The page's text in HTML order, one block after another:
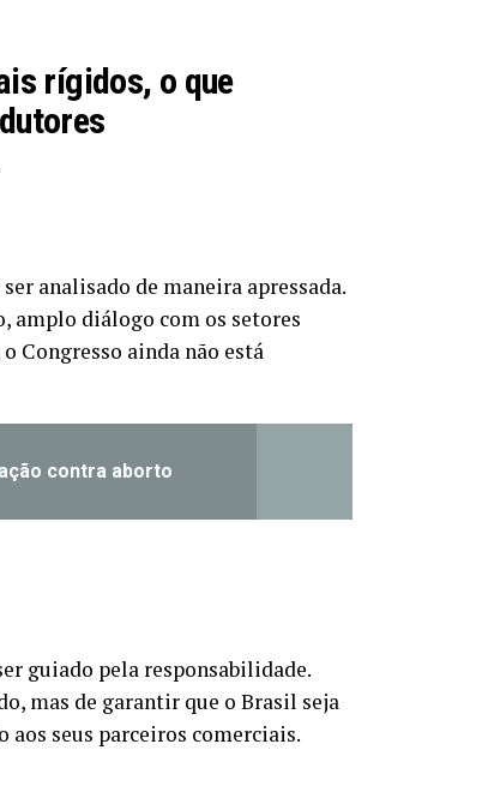
rígidos, o que
analisado de maneira apressada.
amplo diálogo com os setores
Congresso ainda não está
contra aborto
guiado pela responsabilidade.
mas de garantir que o Brasil seja
seus parceiros comerciais.